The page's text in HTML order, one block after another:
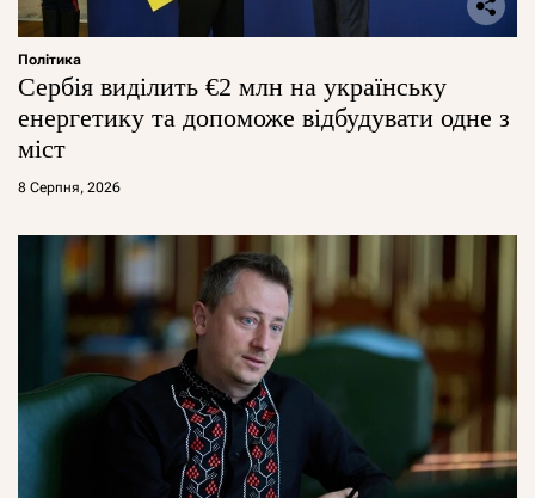
Політика
Сербія виділить €2 млн на українську
енергетику та допоможе відбудувати одне з
міст
8 Серпня, 2026